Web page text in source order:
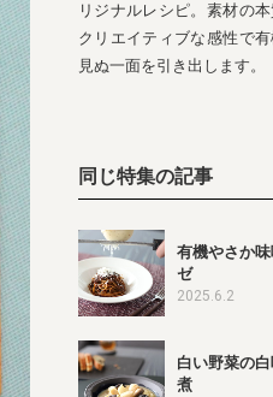
リジナルレシピ。素材の本
クリエイティブな感性で
見ぬ一面を引き出します。
同じ特集の記事
有機やさか
ゼ
2025.6.2
白い野菜の
煮